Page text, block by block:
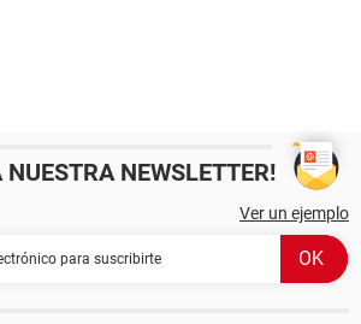
NUESTRA NEWSLETTER!
Ver un ejemplo